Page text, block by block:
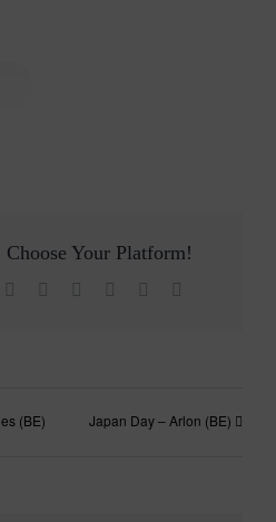
Choose Your Platform!
WhatsApp
TumblrPinterest Xing
(BE) Japan Day – Arlon (BE)